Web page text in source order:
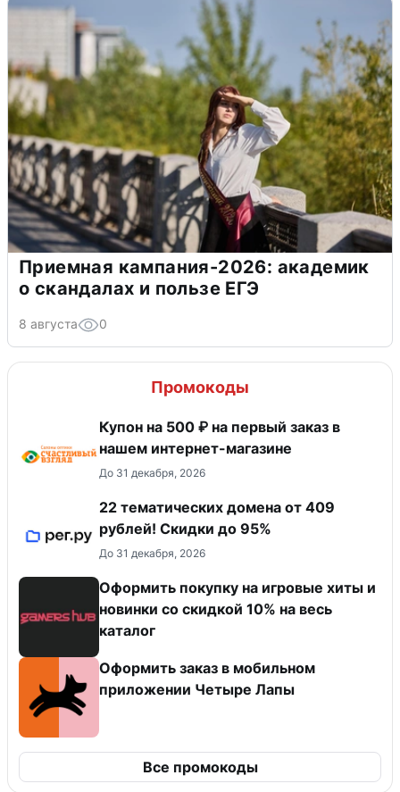
Приемная кампания-2026: академик
о скандалах и пользе ЕГЭ
8 августа 0
Промокоды
Купон на 500 ₽ на первый заказ в
нашем интернет-магазине
До 31 декабря, 2026
22 тематических домена от 409
рублей! Скидки до 95%
До 31 декабря, 2026
Оформить покупку на игровые хиты и
новинки со скидкой 10% на весь
каталог
Оформить заказ в мобильном
приложении Четыре Лапы
Все промокоды